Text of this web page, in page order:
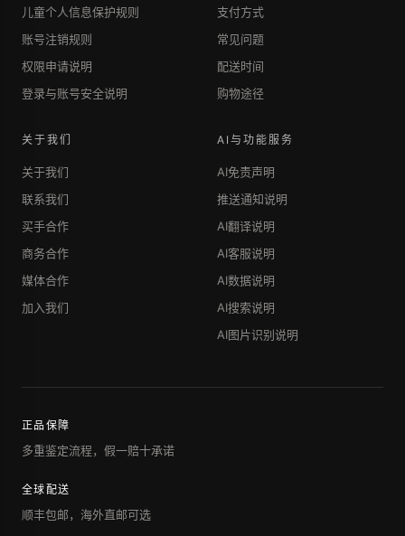
儿童个人信息保护规则
账号注销规则
权限申请说明
登录与账号安全说明
支付方式
常见问题
配送时间
购物途径
关于我们
关于我们
联系我们
买手合作
商务合作
媒体合作
加入我们
AI与功能服务
AI免责声明
推送通知说明
AI翻译说明
AI客服说明
AI数据说明
AI搜索说明
AI图片识别说明
正品保障
多重鉴定流程，假一赔十承诺
全球配送
顺丰包邮，海外直邮可选